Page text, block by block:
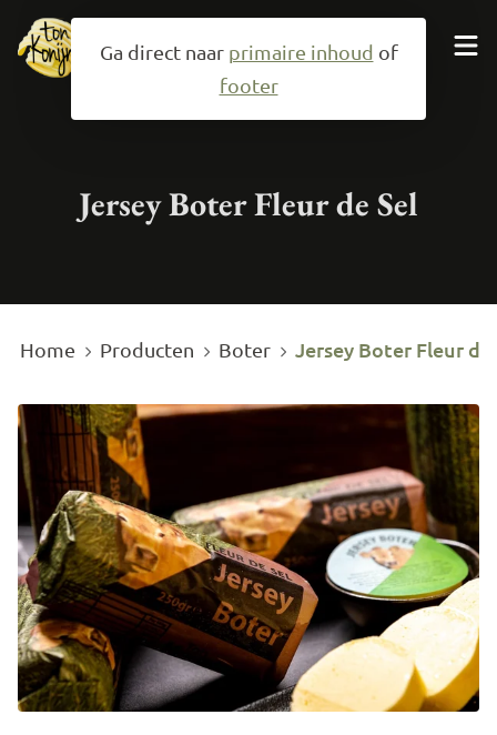
Ga direct naar primaire inhoud of
footer
Producten
Over ons
Mail ons
Zoeken
Jersey Boter Fleur de Sel
Home Producten Boter Jersey Boter Fleur de